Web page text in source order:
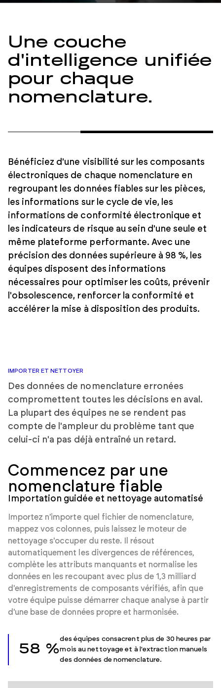
Une couche
d'intelligence unifiée
pour chaque
nomenclature.
Bénéficiez d'une visibilité sur les composants
électroniques de chaque nomenclature en
regroupant les données fiables sur les pièces,
les informations sur le cycle de vie, les
informations de conformité électronique et
les indicateurs de risque au sein d'une seule et
même plateforme performante. Avec une
précision des données supérieure à 98 %, les
équipes disposent des informations
nécessaires pour optimiser les coûts, prévenir
l'obsolescence, renforcer la conformité et
accélérer la mise à disposition des produits.
IMPORTER ET NETTOYER
Des données de nomenclature erronées
compromettent toutes les décisions en aval.
La plupart des équipes ne se rendent pas
compte de l'ampleur du problème tant que
celui-ci n'a pas déjà entraîné un retard.
Commencez par une
nomenclature fiable
Importation guidée et nettoyage automatisé
Importez n'importe quel fichier de nomenclature,
mappez vos colonnes, puis laissez le moteur de
nettoyage s'occuper du reste. Il résout
automatiquement les divergences de références,
complète les attributs manquants et normalise les
données en les recoupant avec plus de 1,3 milliard
d'enregistrements de composants vérifiés, afin que
votre équipe puisse démarrer chaque analyse à partir
d'une base de données propre et harmonisée.
58 %
des équipes consacrent plus de 30 heures par
mois au nettoyage et à l'extraction manuels
des données de nomenclature.